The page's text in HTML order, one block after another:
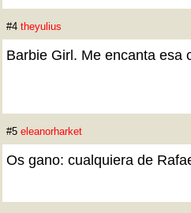
#4 theyulius
Barbie Girl. Me encanta esa
#5 eleanorharket
Os gano: cualquiera de